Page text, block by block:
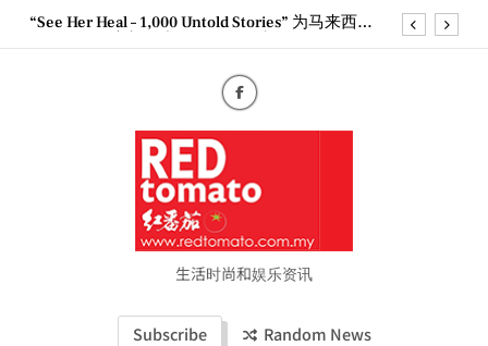
Skip“See Her Heal – 1,000 Untold Stories” 为马来西亚
Epson reinvents affordable printing with next-
generation EcoTank Series
Couture Fashion Week Malaysia 2026– Press
“See Her Heal – 1,000 Untold Stories” 为马来西亚
妈妈提供分享剖腹产复原历程的空间
2026 全国房地产大奖创历史纪录 见证马来西亚房
地产经纪行业蓬勃发展生活时尚和娱乐资讯
Subscribe Random News